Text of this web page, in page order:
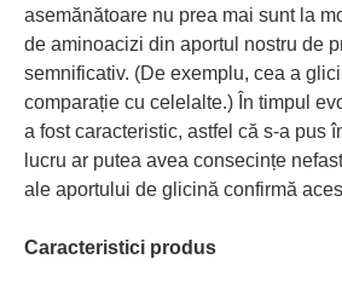
asemănătoare nu prea mai sunt la
de aminoacizi din aportul nostru de
semnificativ. (De exemplu, cea a
comparație cu celelalte.) În timpul
a fost caracteristic, astfel că s-a pus
lucru ar putea avea consecințe
ale aportului de glicină confirmă
Caracteristici produs